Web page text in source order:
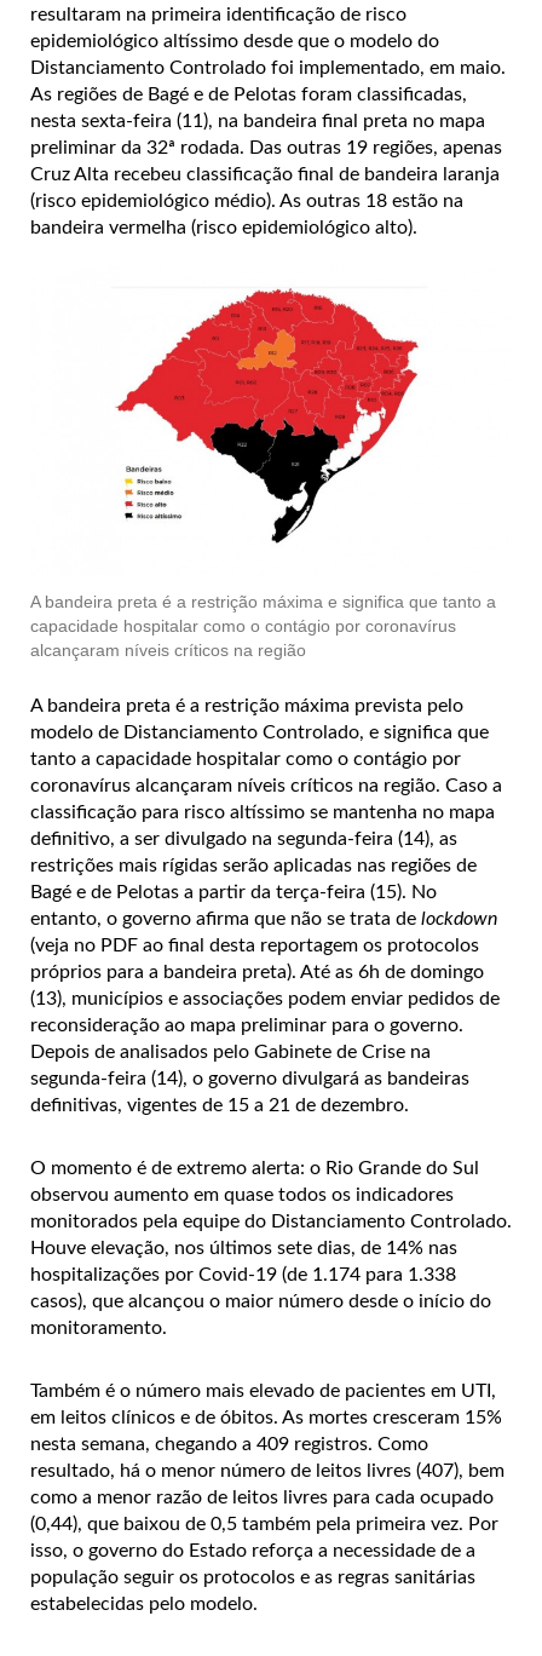
resultaram na primeira identificação de risco
epidemiológico altíssimo desde que o modelo do
Distanciamento Controlado foi implementado, em maio.
As regiões de Bagé e de Pelotas foram classificadas,
nesta sexta-feira (11), na bandeira final preta no mapa
preliminar da 32ª rodada. Das outras 19 regiões, apenas
Cruz Alta recebeu classificação final de bandeira laranja
(risco epidemiológico médio). As outras 18 estão na
bandeira vermelha (risco epidemiológico alto).
A bandeira preta é a restrição máxima e significa que tanto a
capacidade hospitalar como o contágio por coronavírus
alcançaram níveis críticos na região
A bandeira preta é a restrição máxima prevista pelo
modelo de Distanciamento Controlado, e significa que
tanto a capacidade hospitalar como o contágio por
coronavírus alcançaram níveis críticos na região. Caso a
classificação para risco altíssimo se mantenha no mapa
definitivo, a ser divulgado na segunda-feira (14), as
restrições mais rígidas serão aplicadas nas regiões de
Bagé e de Pelotas a partir da terça-feira (15). No
entanto, o governo afirma que não se trata de lockdown
(veja no PDF ao final desta reportagem os protocolos
próprios para a bandeira preta). Até as 6h de domingo
(13), municípios e associações podem enviar pedidos de
reconsideração ao mapa preliminar para o governo.
Depois de analisados pelo Gabinete de Crise na
segunda-feira (14), o governo divulgará as bandeiras
definitivas, vigentes de 15 a 21 de dezembro.
O momento é de extremo alerta: o Rio Grande do Sul
observou aumento em quase todos os indicadores
monitorados pela equipe do Distanciamento Controlado.
Houve elevação, nos últimos sete dias, de 14% nas
hospitalizações por Covid-19 (de 1.174 para 1.338
casos), que alcançou o maior número desde o início do
monitoramento.
Também é o número mais elevado de pacientes em UTI,
em leitos clínicos e de óbitos. As mortes cresceram 15%
nesta semana, chegando a 409 registros. Como
resultado, há o menor número de leitos livres (407), bem
como a menor razão de leitos livres para cada ocupado
(0,44), que baixou de 0,5 também pela primeira vez. Por
isso, o governo do Estado reforça a necessidade de a
população seguir os protocolos e as regras sanitárias
estabelecidas pelo modelo.